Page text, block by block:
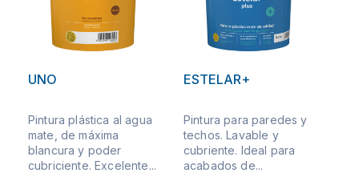
UNO
Pintura plástica al agua
mate, de máxima
blancura y poder
cubriciente. Excelente...
ESTELAR+
Pintura para paredes y
techos. Lavable y
cubriente. Ideal para
acabados de...